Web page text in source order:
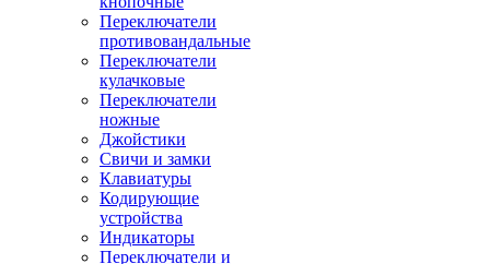
Переключатели
противовандальные
Переключатели
кулачковые
Переключатели
ножные
Джойстики
Свичи и замки
Клавиатуры
Кодирующие
устройства
Индикаторы
Переключатели и